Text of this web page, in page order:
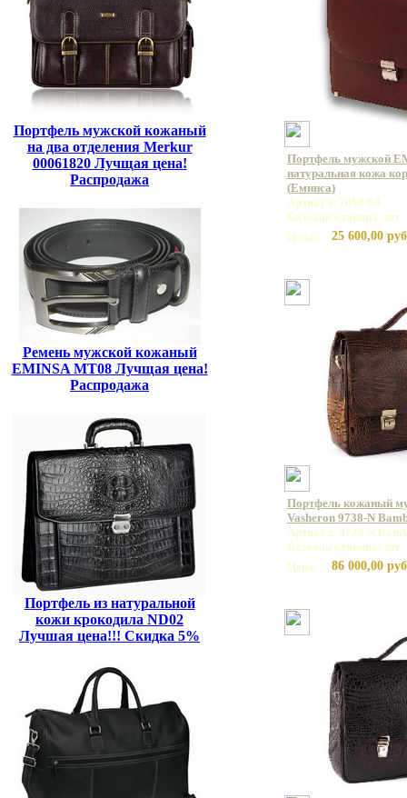
Портфель мужской кожаный
на два отделения Merkur
00061820 Лучщая цена!
Распродажа
Ремень мужской кожаный
EMINSA MT08 Лучщая цена!
Распродажа
Портфель из натуральной
кожи крокодила ND02
Лучшая цена!!! Скидка 5%
Портфель мужской
натуральная кожа
(Еминса)
Артикул: 7068-04
Базовая единица: шт
Цена:
25 600,00
Портфель кожаный
Vasheron 9738-N
Артикул: 9738 N
Базовая единица: шт
Цена:
86 000,00